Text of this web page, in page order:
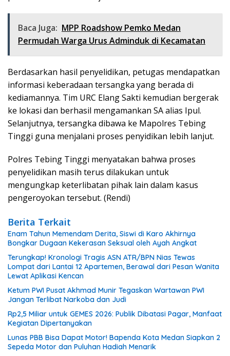
Baca Juga: MPP Roadshow Pemko Medan
Permudah Warga Urus Adminduk di Kecamatan
Berdasarkan hasil penyelidikan, petugas mendapatkan
informasi keberadaan tersangka yang berada di
kediamannya. Tim URC Elang Sakti kemudian bergerak
ke lokasi dan berhasil mengamankan SA alias Ipul.
Selanjutnya, tersangka dibawa ke Mapolres Tebing
Tinggi guna menjalani proses penyidikan lebih lanjut.
Polres Tebing Tinggi menyatakan bahwa proses
penyelidikan masih terus dilakukan untuk
mengungkap keterlibatan pihak lain dalam kasus
pengeroyokan tersebut. (Rendi)
Berita Terkait
Enam Tahun Memendam Derita, Siswi di Karo Akhirnya
Bongkar Dugaan Kekerasan Seksual oleh Ayah Angkat
Terungkap! Kronologi Tragis ASN ATR/BPN Nias Tewas
Lompat dari Lantai 12 Apartemen, Berawal dari Pesan Wanita
Lewat Aplikasi Kencan
Ketum PWI Pusat Akhmad Munir Tegaskan Wartawan PWI
Jangan Terlibat Narkoba dan Judi
Rp2,5 Miliar untuk GEMES 2026: Publik Dibatasi Pagar, Manfaat
Kegiatan Dipertanyakan
Lunas PBB Bisa Dapat Motor! Bapenda Kota Medan Siapkan 2
Sepeda Motor dan Puluhan Hadiah Menarik